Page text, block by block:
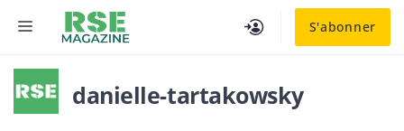
S'abonner
MENU
danielle-tartakowsky